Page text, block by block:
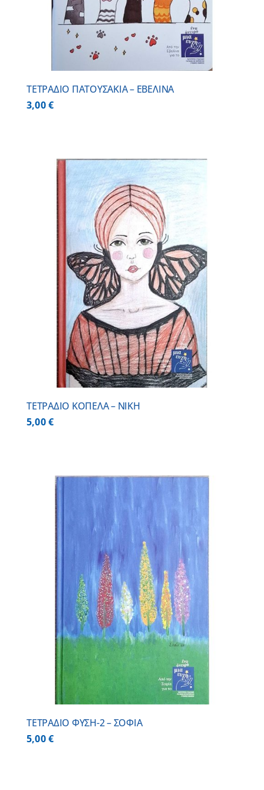
ΤΕΤΡΑΔΙΟ ΠΑΤΟΥΣΑΚΙΑ – ΕΒΕΛΙΝΑ
3,00€
ΤΕΤΡΑΔΙΟ ΚΟΠΕΛΑ – ΝΙΚΗ
5,00€
ΤΕΤΡΑΔΙΟ ΦΥΣΗ-2 – ΣΟΦΙΑ
5,00€